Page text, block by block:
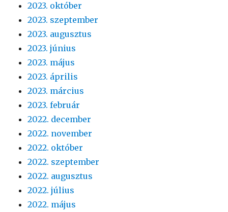
2023. október
2023. szeptember
2023. augusztus
2023. június
2023. május
2023. április
2023. március
2023. február
2022. december
2022. november
2022. október
2022. szeptember
2022. augusztus
2022. július
2022. május